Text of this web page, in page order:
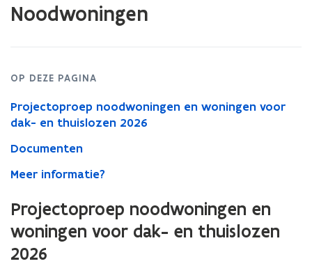
Noodwoningen
Noodwoningen
OP DEZE PAGINA
Projectoproep noodwoningen en woningen voor
dak- en thuislozen 2026
Documenten
Meer informatie?
Projectoproep noodwoningen en
woningen voor dak- en thuislozen
2026